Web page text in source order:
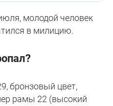
молодой человек
в милицию.
бронзовый цвет,
рамы 22 (высокий